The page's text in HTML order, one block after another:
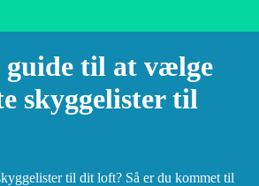
guide til at vælge
skyggelister til
til dit loft? Så er du kommet til